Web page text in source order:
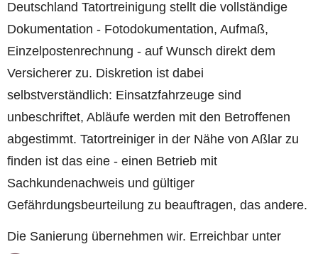
Deutschland Tatortreinigung stellt die vollständige
Dokumentation - Fotodokumentation, Aufmaß,
Einzelpostenrechnung - auf Wunsch direkt dem
Versicherer zu. Diskretion ist dabei
selbstverständlich: Einsatzfahrzeuge sind
unbeschriftet, Abläufe werden mit den Betroffenen
abgestimmt. Tatortreiniger in der Nähe von Aßlar zu
finden ist das eine - einen Betrieb mit
Sachkundenachweis und gültiger
Gefährdungsbeurteilung zu beauftragen, das andere.
Die Sanierung übernehmen wir. Erreichbar unter